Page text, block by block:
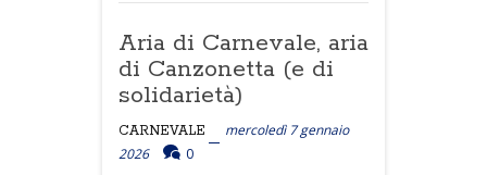
Aria di Carnevale, aria
di Canzonetta (e di
solidarietà)
CARNEVALE
mercoledì 7 gennaio
2026
0